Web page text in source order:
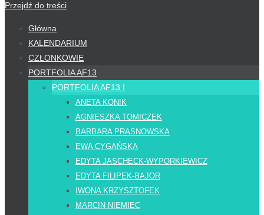
Przejdź do treści
Główna
KALENDARIUM
CZŁONKOWIE
PORTFOLIA AF13
PORTFOLIA AF13 I
ANETA KONIK
AGNIESZKA TOMICZEK
BARBARA PRASNOWSKA
EWA CYGAŃSKA
EDYTA JASCHECK-WYPORKIEWICZ
EDYTA FILIPEK-BAJOR
IWONA KRZYSZTOFEK
MARCIN NIEMIEC